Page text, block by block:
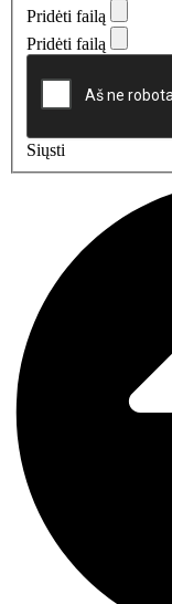
Pridėti failą
Pridėti failą
Siųsti